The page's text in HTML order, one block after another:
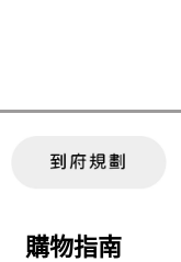
購物指南